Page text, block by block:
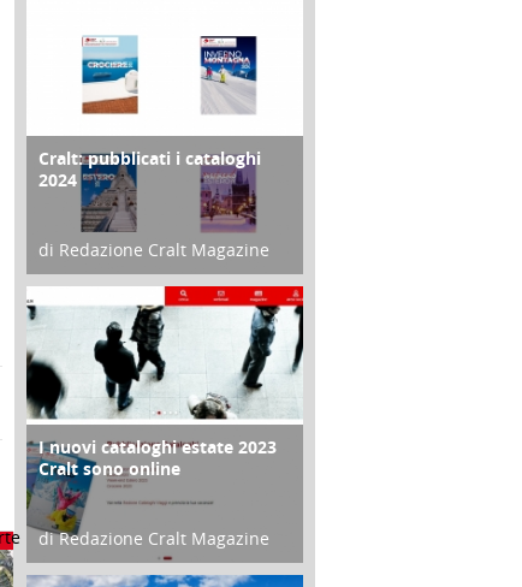
COPERTINA
Cralt: pubblicati i cataloghi
2024
di Redazione Cralt Magazine
21 Novembre 2023
CONTRO COPERTINA
I nuovi cataloghi estate 2023
Cralt sono online
di Redazione Cralt Magazine
07 Marzo 2023